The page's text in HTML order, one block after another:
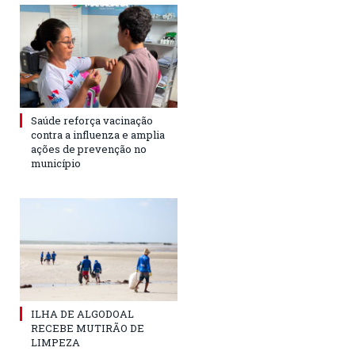
Saúde reforça vacinação
contra a influenza e amplia
ações de prevenção no
município
ILHA DE ALGODOAL
RECEBE MUTIRÃO DE
LIMPEZA